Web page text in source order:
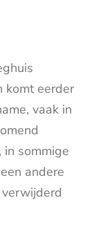
komt eerder
vaak in
sommige
andere